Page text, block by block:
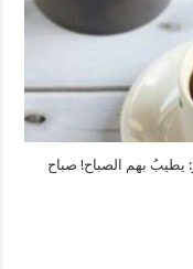
يطيبُ بهم الصباح! صباح